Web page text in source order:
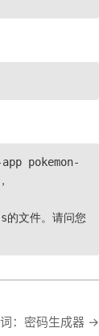
pokemon-
文件。请问您
：密码生成器 →